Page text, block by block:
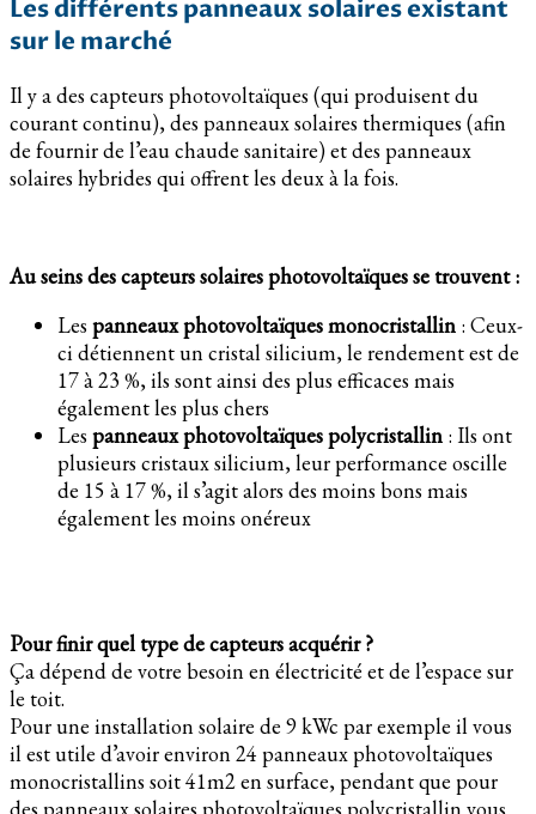
Les différents panneaux solaires existant
sur le marché
Il y a des capteurs photovoltaïques (qui produisent du
courant continu), des panneaux solaires thermiques (afin
de fournir de l’eau chaude sanitaire) et des panneaux
solaires hybrides qui offrent les deux à la fois.
Au seins des capteurs solaires photovoltaïques se trouvent :
Les panneaux photovoltaïques monocristallin : Ceux-
ci détiennent un cristal silicium, le rendement est de
17 à 23 %, ils sont ainsi des plus efficaces mais
également les plus chers
Les panneaux photovoltaïques polycristallin : Ils ont
plusieurs cristaux silicium, leur performance oscille
de 15 à 17 %, il s’agit alors des moins bons mais
également les moins onéreux
Pour finir quel type de capteurs acquérir ?
Ça dépend de votre besoin en électricité et de l’espace sur
le toit.
Pour une installation solaire de 9 kWc par exemple il vous
il est utile d’avoir environ 24 panneaux photovoltaïques
monocristallins soit 41m2 en surface, pendant que pour